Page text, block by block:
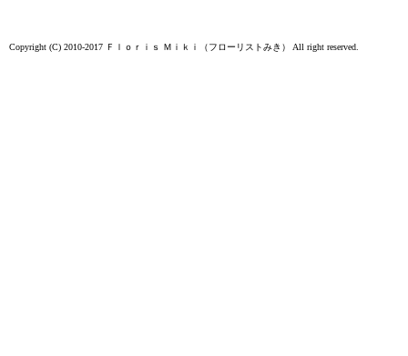
Copyright (C) 2010-2017 Ｆｌｏｒｉｓ Ｍｉｋｉ（フローリストみき） All right reserved.